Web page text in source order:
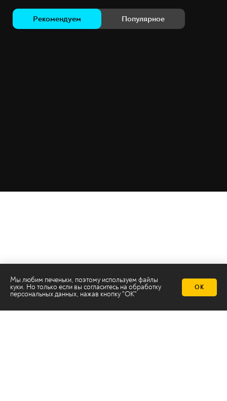
Рекомендуем Популярное
Мы любим печеньки, поэтому используем файлы
куки. Но только если вы согласитесь на обработку
персональных данных, нажав кнопку "ОК"
ОК